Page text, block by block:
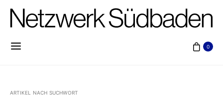
0
ARTIKEL NACH SUCHWORT